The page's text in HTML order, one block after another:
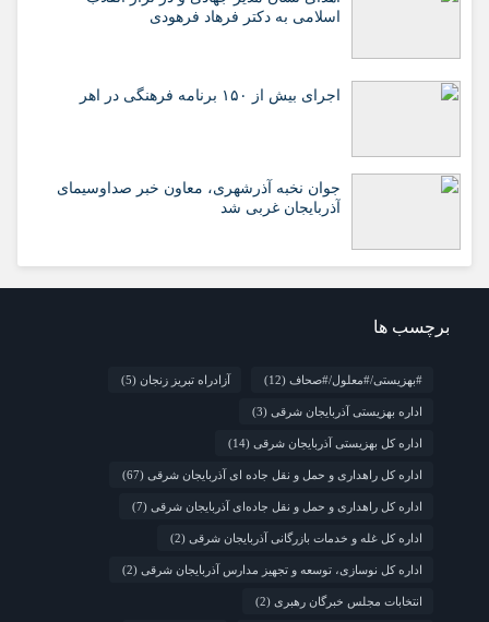
اسلامی به دکتر فرهاد فرهودی
اجرای بیش از ۱۵۰ برنامه فرهنگی در اهر
جوان نخبه آذرشهری، معاون خبر صداوسیمای
آذربایجان غربی شد
برچسب ها
#بهزیستی/#معلول/#صحاف (12) آزادراه تبریز زنجان (5)
اداره بهزیستی آذربایجان شرقی (3)
اداره کل بهزیستی آذربایجان شرقی (14)
اداره کل راهداری و حمل و نقل جاده ای آذربایجان شرقی (67)
اداره کل راهداری و حمل و نقل جاده‌ای آذربایجان شرقی (7)
اداره کل غله و خدمات بازرگانی آذربایجان شرقی (2)
اداره کل نوسازی، توسعه و تجهیز مدارس آذربایجان شرقی (2)
انتخابات مجلس خبرگان رهبری (2)